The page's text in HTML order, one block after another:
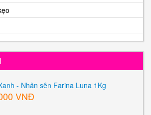
- Nhân sên Farina Luna 1Kg
VNĐ